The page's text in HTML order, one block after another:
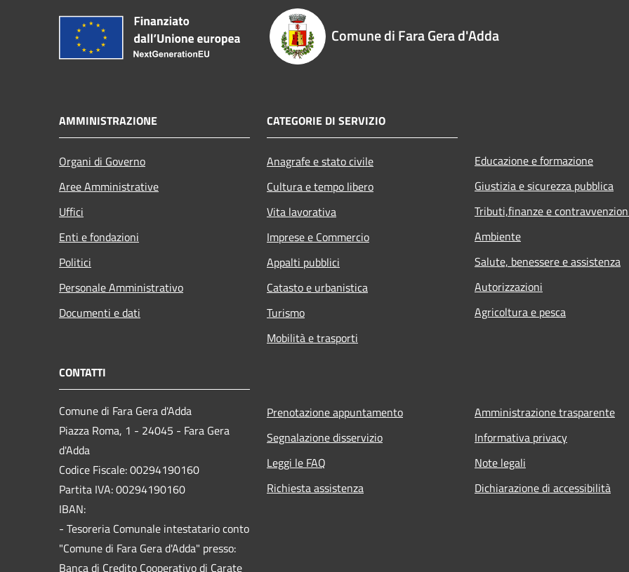
Comune di Fara Gera d'Adda
AMMINISTRAZIONE
Organi di Governo
Aree Amministrative
Uffici
Enti e fondazioni
Politici
Personale Amministrativo
Documenti e dati
CATEGORIE DI SERVIZIO
Anagrafe e stato civile
Cultura e tempo libero
Vita lavorativa
Imprese e Commercio
Appalti pubblici
Catasto e urbanistica
Turismo
Mobilità e trasporti
Educazione e formazione
Giustizia e sicurezza pubblica
Tributi,finanze e
Ambiente
Salute, benessere e assistenza
Autorizzazioni
Agricoltura e pesca
CONTATTI
Comune di Fara Gera d'Adda
Piazza Roma, 1 - 24045 - Fara Gera
d'Adda
Codice Fiscale: 00294190160
Partita IVA: 00294190160
IBAN:
- Tesoreria Comunale intestatario conto
"Comune di Fara Gera d'Adda" presso:
Banca di Credito Cooperativo di Carate
Prenotazione appuntamento
Segnalazione disservizio
Leggi le FAQ
Richiesta assistenza
Amministrazione trasparente
Informativa privacy
Note legali
Dichiarazione di accessibilità